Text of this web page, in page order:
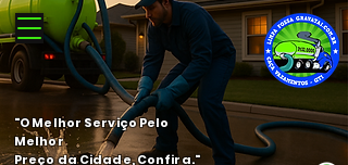
"O Melhor Serviço Pelo
Melhor
Preço da Cidade, Confira."